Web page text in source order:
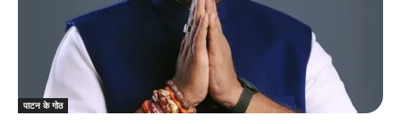
पाटन के गोठ